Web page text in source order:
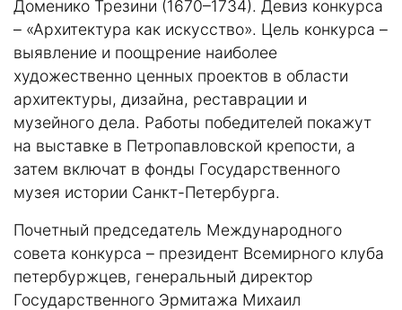
Доменико Трезини (1670–1734). Девиз конкурса
– «Архитектура как искусство». Цель конкурса –
выявление и поощрение наиболее
художественно ценных проектов в области
архитектуры, дизайна, реставрации и
музейного дела. Работы победителей покажут
на выставке в Петропавловской крепости, а
затем включат в фонды Государственного
музея истории Санкт-Петербурга.
Почетный председатель Международного
совета конкурса – президент Всемирного клуба
петербуржцев, генеральный директор
Государственного Эрмитажа Михаил